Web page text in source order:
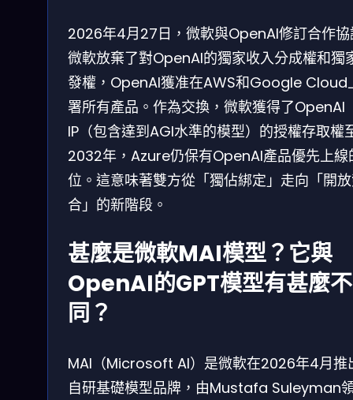
2026年4月27日，微軟與OpenAI修訂合作協
微軟放棄了對OpenAI的獨家收入分成權和獨
發權，OpenAI獲准在AWS和Google Cloud
署所有產品。作為交換，微軟獲得了OpenAI
IP（包含達到AGI水準的模型）的授權存取權
2032年，Azure仍保有OpenAI產品優先上線
位。這意味著雙方從「獨佔綁定」走向「開
合」的新階段。
甚麼是微軟MAI模型？它與
OpenAI的GPT模型有甚麼不
同？
MAI（Microsoft AI）是微軟在2026年4月推
自研基礎模型品牌，由Mustafa Suleyman